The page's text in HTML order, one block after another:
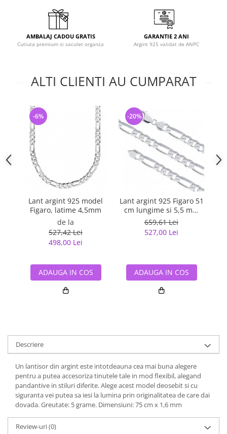
AMBALAJ CADOU GRATIS
Cutiuta premium si saculet organza
GARANTIE 2 ANI
Argint 925 validat de ANPC
ALTI CLIENTI AU CUMPARAT
Lant argint 925 model
Figaro, latime 4,5mm
de la
527,42 Lei
498,00 Lei
-6%
ADAUGA IN COS
Lant argint 925 Figaro 51
cm lungime si 5,5 mm
latime, Classical You
LSX0202
659,61 Lei
527,00 Lei
-20%
ADAUGA IN COS
Descriere
Un lantisor din argint este intotdeauna cea mai buna alegere
pentru a putea accesoriza tinutele tale in mod flexibil, alegand
pandantive in stiluri diferite. Alege acest model deosebit si cu
siguranta vei putea sa iesi la lumina prin originalitatea de care dai
dovada. Greutate: 5 grame. Dimensiuni: 75 cm x 1,6 mm
Review-uri(0)